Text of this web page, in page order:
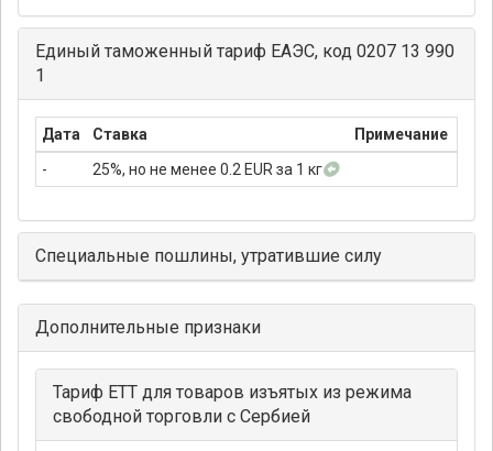
Единый таможенный тариф ЕАЭС, код 0207 13 990
1
Дата Ставка
Примечание
-
25%, но не менее 0.2 EUR за 1 кг
Специальные пошлины, утратившие силу
Дополнительные признаки
Тариф ЕТТ для товаров изъятых из режима
свободной торговли с Сербией